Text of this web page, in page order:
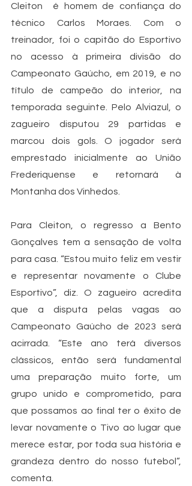
Cleiton  é homem de confiança do
técnico Carlos Moraes. Com o
treinador, foi o capitão do Esportivo
no acesso à primeira divisão do
Campeonato Gaúcho, em 2019, e no
título de campeão do interior, na
temporada seguinte. Pelo Alviazul, o
zagueiro disputou 29 partidas e
marcou dois gols. O jogador será
emprestado inicialmente ao União
Frederiquense e retornará à
Montanha dos Vinhedos.
Para Cleiton, o regresso a Bento
Gonçalves tem a sensação de volta
para casa. “Estou muito feliz em vestir
e representar novamente o Clube
Esportivo”, diz. O zagueiro acredita
que a disputa pelas vagas ao
Campeonato Gaúcho de 2023 será
acirrada. “Este ano terá diversos
clássicos, então será fundamental
uma preparação muito forte, um
grupo unido e comprometido, para
que possamos ao final ter o êxito de
levar novamente o Tivo ao lugar que
merece estar, por toda sua história e
grandeza dentro do nosso futebol”,
comenta.